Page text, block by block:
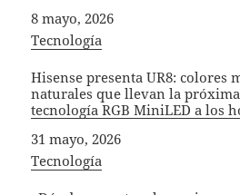
Fecha
8 mayo, 2026
In relation to
Tecnología
Hisense presenta UR8: colores
naturales que llevan la
tecnología RGB MiniLED a los
Fecha
31 mayo, 2026
In relation to
Tecnología